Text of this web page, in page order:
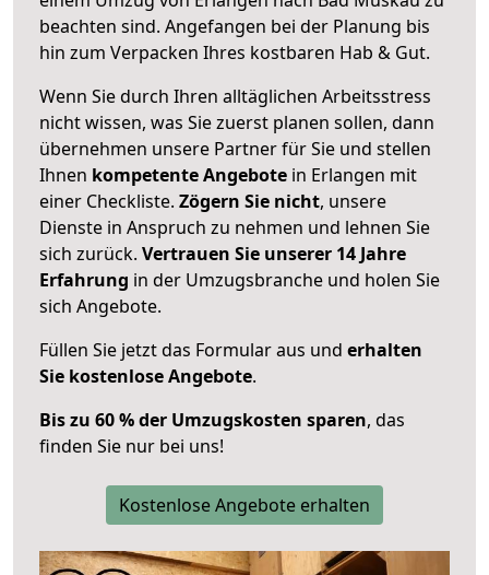
beachten sind. Angefangen bei der Planung bis
hin zum Verpacken Ihres kostbaren Hab & Gut.
Wenn Sie durch Ihren alltäglichen Arbeitsstress
nicht wissen, was Sie zuerst planen sollen, dann
übernehmen unsere Partner für Sie und stellen
Ihnen kompetente Angebote in Erlangen mit
einer Checkliste. Zögern Sie nicht, unsere
Dienste in Anspruch zu nehmen und lehnen Sie
sich zurück. Vertrauen Sie unserer 14 Jahre
Erfahrung in der Umzugsbranche und holen Sie
sich Angebote.
Füllen Sie jetzt das Formular aus und erhalten
Sie kostenlose Angebote.
Bis zu 60 % der Umzugskosten sparen, das
finden Sie nur bei uns!
Kostenlose Angebote erhalten